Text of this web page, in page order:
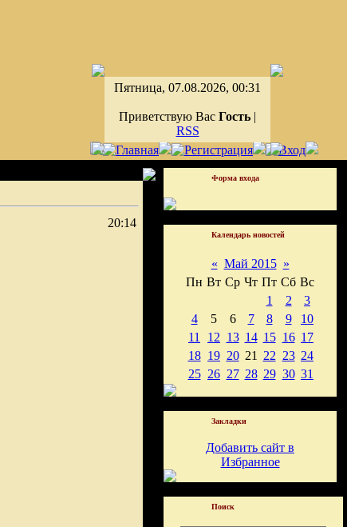
Пятница, 07.08.2026, 00:31
Приветствую Вас Гость |
RSS
20:14
Форма входа
Календарь новостей
« Май 2015 »
Пн Вт Ср Чт Пт Сб Вс
1
2
3
4
5 6 7 8 9
10
11
12 13 14 15 16 17
18 19 20 21 22 23 24
25 26 27 28 29 30 31
Закладки
Добавить сайт в
Избранное
Поиск